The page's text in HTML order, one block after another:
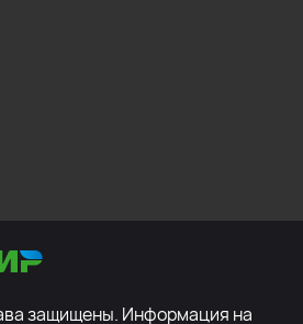
защищены. Информация на